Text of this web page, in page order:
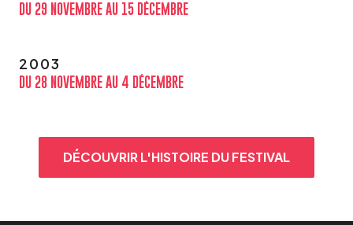
DU 29 NOVEMBRE AU 15 DÉCEMBRE
2003
DU 28 NOVEMBRE AU 4 DÉCEMBRE
DÉCOUVRIR L'HISTOIRE DU FESTIVAL